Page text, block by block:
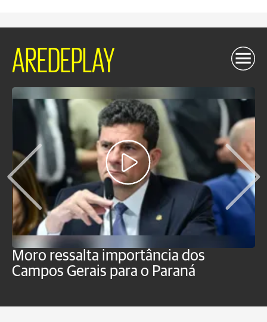
AREDEPLAY
Moro ressalta importância dos
Campos Gerais para o Paraná